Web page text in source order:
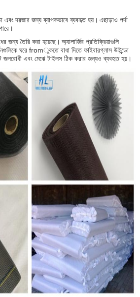
এবং দরজার জন্য ব্যাপকভাবে ব্যবহৃত হয়। এছাড়াও পর্দা
জন্য তৈরি করা হয়েছে। অ্যালার্জির প্রতিক্রিয়াগুলি
ঘরে fromুকতে বাধা দিতে ফাইবারগ্লাস উইন্ডো
জলরোধী এবং মেঝে টাইলস ঠিক করার জন্যও ব্যবহৃত হয়।